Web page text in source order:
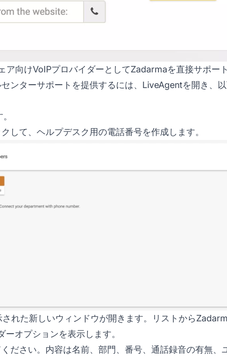
ア向けVoIPプロバイダーとしてZadarmaを直接サポー
ンターサポートを提供するには、LiveAgentを開き、
して、ヘルプデスク用の電話番号を作成します。
れた新しいウィンドウが開きます。リストから
オプションを表示します。
ださい。内容は名前、部門、番号、通話録音の有無、